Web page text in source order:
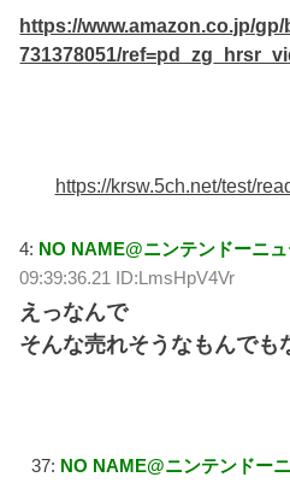
https://www.amazon.co.jp/
731378051/
https://krsw.5ch.net/test/
4: NO NAME@ニンテンドーニ
09:39:36.21 ID:LmsHpV4Vr
えっなんで
そんな売れそうなもんでも
37: NO NAME@ニンテンドー